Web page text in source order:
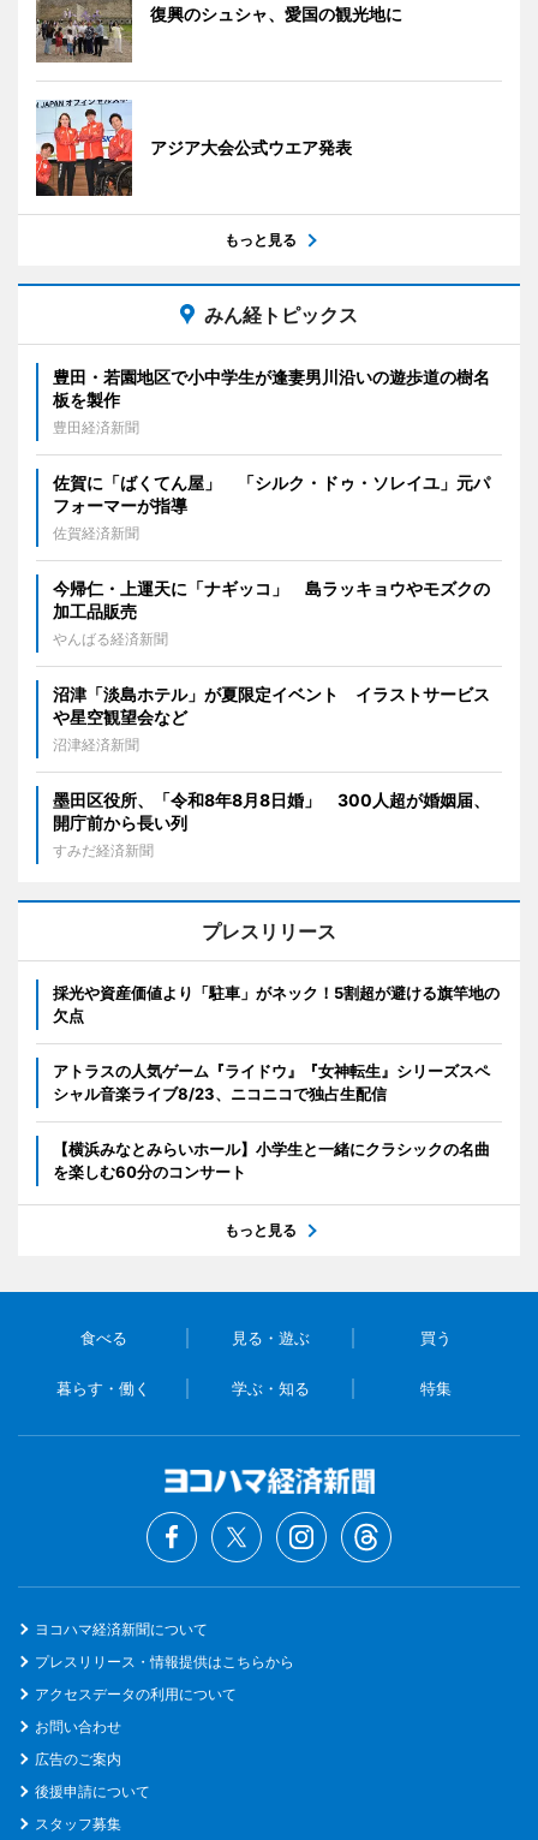
復興のシュシャ、愛国の観光地に
アジア大会公式ウエア発表
もっと見る
みん経トピックス
豊田・若園地区で小中学生が逢妻男川沿いの遊歩道の樹名
板を製作
豊田経済新聞
佐賀に「ばくてん屋」 「シルク・ドゥ・ソレイユ」元パ
フォーマーが指導
佐賀経済新聞
今帰仁・上運天に「ナギッコ」 島ラッキョウやモズクの
加工品販売
やんばる経済新聞
沼津「淡島ホテル」が夏限定イベント イラストサービス
や星空観望会など
沼津経済新聞
墨田区役所、「令和8年8月8日婚」 300人超が婚姻届、
開庁前から長い列
すみだ経済新聞
プレスリリース
採光や資産価値より「駐車」がネック！5割超が避ける旗竿地の
欠点
アトラスの人気ゲーム『ライドウ』『女神転生』シリーズスペ
シャル音楽ライブ8/23、ニコニコで独占生配信
【横浜みなとみらいホール】小学生と一緒にクラシックの名曲
を楽しむ60分のコンサート
もっと見る
食べる 見る・遊ぶ 買う
暮らす・働く 学ぶ・知る 特集
ヨコハマ経済新聞について
プレスリリース・情報提供はこちらから
アクセスデータの利用について
お問い合わせ
広告のご案内
後援申請について
スタッフ募集